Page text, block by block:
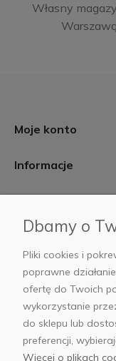
Własny
Moje konto
Informacje
AB Foto
Dbamy o
Pliki cookies i
poprawne
ofertę do Twoich
wykorzystanie
do sklepu lub
preferencji,
Więcej o plikach